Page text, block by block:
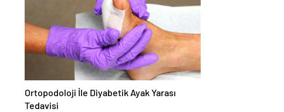
Ortopodoloji İle Diyabetik Ayak Yarası
Tedavisi